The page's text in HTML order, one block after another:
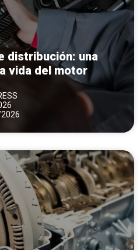
distribución: una
vida del motor